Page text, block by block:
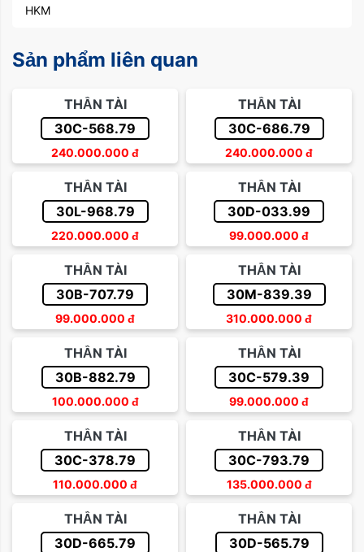
HKM
Sản phẩm liên quan
THẦN TÀI
30C-568.79
240.000.000 đ
THẦN TÀI
30C-686.79
240.000.000 đ
THẦN TÀI
30L-968.79
220.000.000 đ
THẦN TÀI
30D-033.99
99.000.000 đ
THẦN TÀI
30B-707.79
99.000.000 đ
THẦN TÀI
30M-839.39
310.000.000 đ
THẦN TÀI
30B-882.79
100.000.000 đ
THẦN TÀI
30C-579.39
99.000.000 đ
THẦN TÀI
30C-378.79
110.000.000 đ
THẦN TÀI
30C-793.79
135.000.000 đ
THẦN TÀI
30D-665.79
THẦN TÀI
30D-565.79